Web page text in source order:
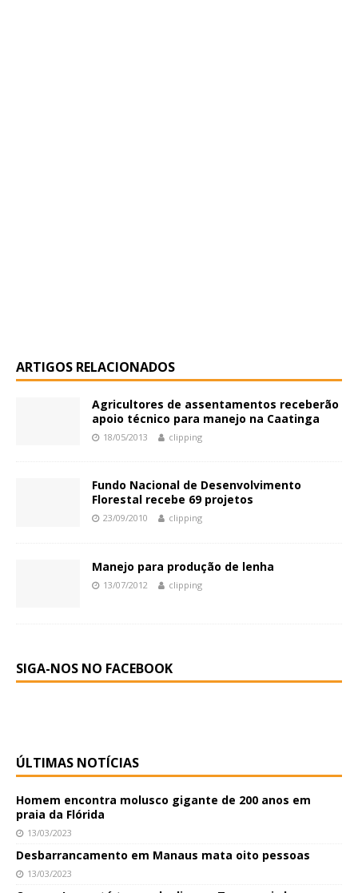
ARTIGOS RELACIONADOS
Agricultores de assentamentos receberão
apoio técnico para manejo na Caatinga
18/05/2013 clipping
Fundo Nacional de Desenvolvimento
Florestal recebe 69 projetos
23/09/2010 clipping
Manejo para produção de lenha
13/07/2012 clipping
SIGA-NOS NO FACEBOOK
ÚLTIMAS NOTÍCIAS
Homem encontra molusco gigante de 200 anos em
praia da Flórida
13/03/2023
Desbarrancamento em Manaus mata oito pessoas
13/03/2023